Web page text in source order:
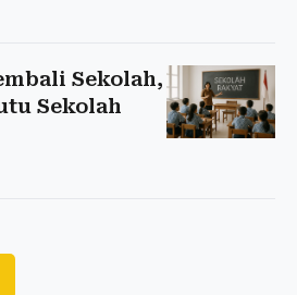
Sekolah,
Sekolah